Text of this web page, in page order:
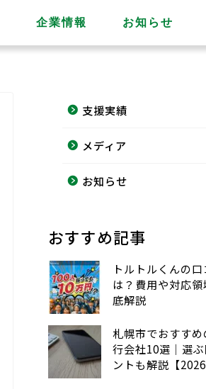
企業情報 お知らせ
支援実績
メディア
お知らせ
おすすめ記事
トルトルくんの
は？費用や対応
底解説
札幌市でおすす
行会社10選｜選
ントも解説【2026